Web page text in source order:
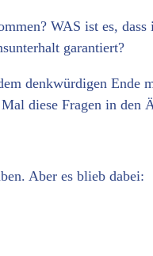
WAS ist es,
garantiert?
denkwürdigen Ende
diese Fragen in den
Aber es blieb dabei: